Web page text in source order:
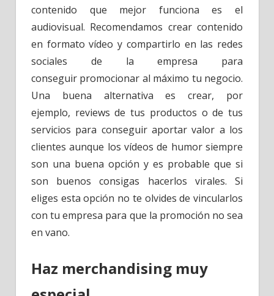
contenido que mejor funciona es el
audiovisual. Recomendamos crear contenido
en formato vídeo y compartirlo en las redes
sociales de la empresa para
conseguir promocionar al máximo tu negocio.
Una buena alternativa es crear, por
ejemplo, reviews de tus productos o de tus
servicios para conseguir aportar valor a los
clientes aunque los vídeos de humor siempre
son una buena opción y es probable que si
son buenos consigas hacerlos virales. Si
eliges esta opción no te olvides de vincularlos
con tu empresa para que la promoción no sea
en vano.
Haz merchandising muy